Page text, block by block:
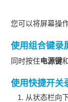
您可以将屏幕操
使用组合键录
同时按住电源键
使用快捷开关
从状态栏向